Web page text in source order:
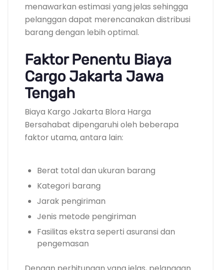
menawarkan estimasi yang jelas sehingga
pelanggan dapat merencanakan distribusi
barang dengan lebih optimal.
Faktor Penentu Biaya
Cargo Jakarta Jawa
Tengah
Biaya Kargo Jakarta Blora Harga
Bersahabat dipengaruhi oleh beberapa
faktor utama, antara lain:
Berat total dan ukuran barang
Kategori barang
Jarak pengiriman
Jenis metode pengiriman
Fasilitas ekstra seperti asuransi dan
pengemasan